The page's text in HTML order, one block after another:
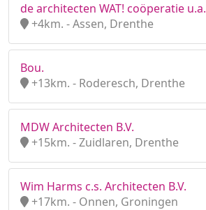
de architecten WAT! coöperatie u.a.
+4km. - Assen, Drenthe
Bou.
+13km. - Roderesch, Drenthe
MDW Architecten B.V.
+15km. - Zuidlaren, Drenthe
Wim Harms c.s. Architecten B.V.
+17km. - Onnen, Groningen